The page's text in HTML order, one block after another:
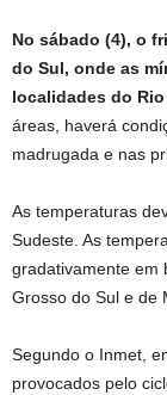
No sábado (4), o
do Sul, onde as
localidades do
áreas, haverá
madrugada e nas
As temperaturas
Sudeste. As
gradativamente em
Grosso do Sul e de
Segundo o Inmet,
provocados pelo